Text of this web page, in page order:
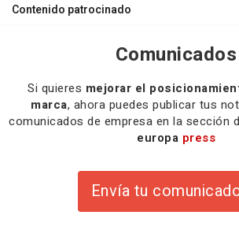
Contenido patrocinado
Comunicados
Si quieres mejorar el
marca, ahora puedes publicar tus
comunicados de empresa en la sección
europa press
Envía tu